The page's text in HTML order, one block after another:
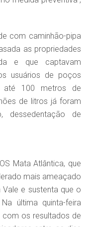
com caminhão-pipa
as propriedades
e que captavam
usuários de poços
até 100 metros de
de litros já foram
dessedentação de
Mata Atlântica, que
mais ameaçado
e sustenta que o
última quinta-feira
com os resultados de